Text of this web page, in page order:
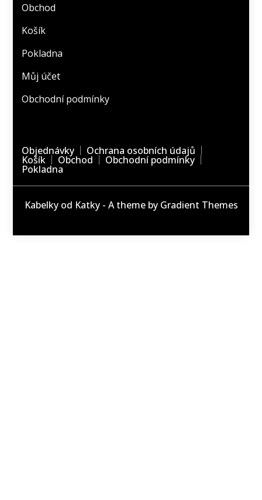
Obchod
Košík
Pokladna
Můj účet
Obchodní podmínky
Objednávky Ochrana osobních údajů
Košík Obchod Obchodní podmínky
Pokladna
Kabelky od Katky - A theme by Gradient Themes